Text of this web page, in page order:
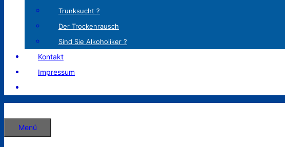
Trunksucht ?
Der Trockenrausch
Sind Sie Alkoholiker ?
Kontakt
Impressum
Menü